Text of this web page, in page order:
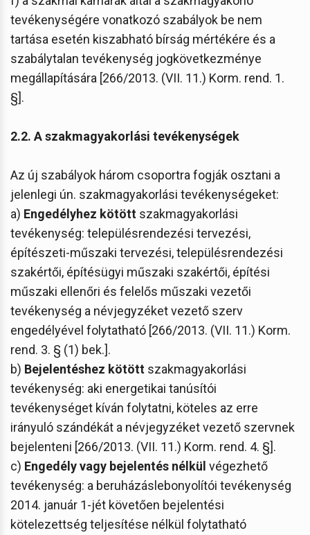
tevékenységére vonatkozó szabályok be nem
tartása esetén kiszabható bírság mértékére és a
szabálytalan tevékenység jogkövetkezménye
megállapítására [266/2013. (VII. 11.) Korm. rend. 1.
§].
2.2. A szakmagyakorlási tevékenységek
Az új szabályok három csoportra fogják osztani a
jelenlegi ún. szakmagyakorlási tevékenységeket:
a) Engedélyhez kötött szakmagyakorlási
tevékenység: településrendezési tervezési,
építészeti-műszaki tervezési, településrendezési
szakértői, építésügyi műszaki szakértői, építési
műszaki ellenőri és felelős műszaki vezetői
tevékenység a névjegyzéket vezető szerv
engedélyével folytatható [266/2013. (VII. 11.) Korm.
rend. 3. § (1) bek.].
b) Bejelentéshez kötött szakmagyakorlási
tevékenység: aki energetikai tanúsítói
tevékenységet kíván folytatni, köteles az erre
irányuló szándékát a névjegyzéket vezető szervnek
bejelenteni [266/2013. (VII. 11.) Korm. rend. 4. §].
c) Engedély vagy bejelentés nélkül végezhető
tevékenység: a beruházáslebonyolítói tevékenység
2014. január 1-jét követően bejelentési
kötelezettség teljesítése nélkül folytatható